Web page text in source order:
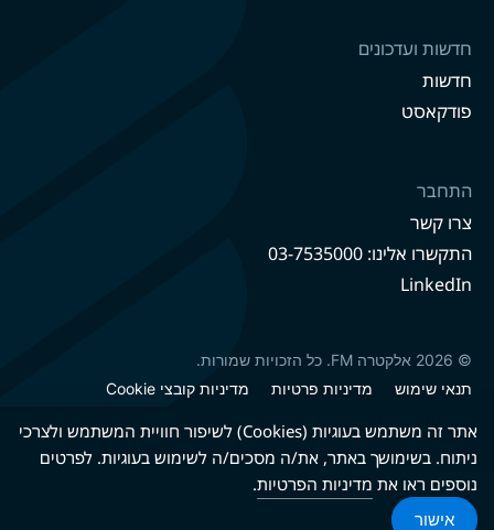
חדשות ועדכונים
חדשות
פודקאסט
התחבר
צרו קשר
התקשרו אלינו: 03-7535000
LinkedIn
© 2026 אלקטרה FM. כל הזכויות שמורות.
תנאי שימוש
מדיניות פרטיות
מדיניות קובצי Cookie
גרסה עברית גרסה אנגלית
אתר זה משתמש בעוגיות (Cookies) לשיפור חוויית המשתמש ולצרכי
ניתוח. בשימושך באתר, את/ה מסכים/ה לשימוש בעוגיות. לפרטים
נוספים ראו את מדיניות הפרטיות.
אישור